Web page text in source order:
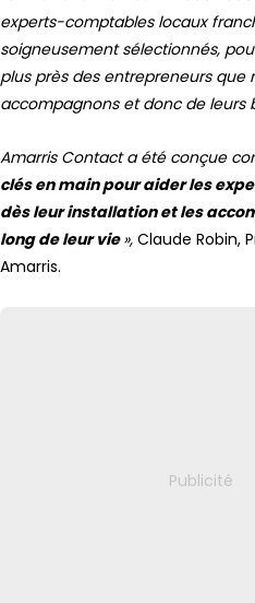
experts-comptables locaux
soigneusement sélectionnés,
plus près des entrepreneurs que
accompagnons et donc de leurs
Amarris Contact a été conçue
clés en main pour aider les
dès leur installation et les
long de leur vie», Claude Robin,
Amarris.